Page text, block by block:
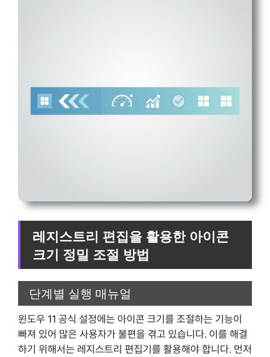
레지스트리 편집을 활용한 아이콘
크기 정밀 조절 방법
단계별 실행 매뉴얼
윈도우 11 공식 설정에는 아이콘 크기를 조절하는 기능이
빠져 있어 많은 사용자가 불편을 겪고 있습니다. 이를 해결
하기 위해서는 레지스트리 편집기를 활용해야 합니다. 먼저